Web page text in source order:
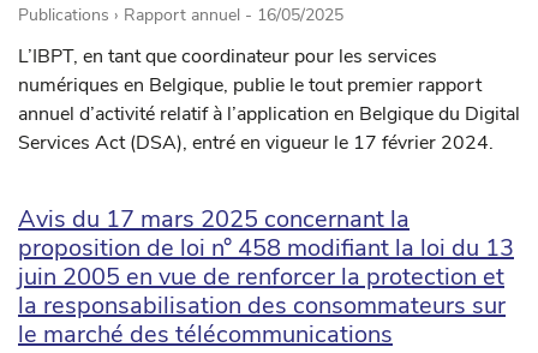
Publications › Rapport annuel - 16/05/2025
L’IBPT, en tant que coordinateur pour les services
numériques en Belgique, publie le tout premier rapport
annuel d’activité relatif à l’application en Belgique du Digital
Services Act (DSA), entré en vigueur le 17 février 2024.
Avis du 17 mars 2025 concernant la
proposition de loi n° 458 modifiant la loi du 13
juin 2005 en vue de renforcer la protection et
la responsabilisation des consommateurs sur
le marché des télécommunications